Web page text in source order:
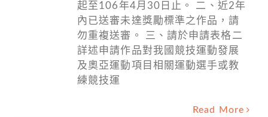
起至106年4月30日止。 二、近2年
內已送審未達獎勵標準之作品，請
勿重複送審。 三、請於申請表格二
詳述申請作品對我國競技運動發展
及奧亞運動項目相關運動選手或教
練競技運
Read More